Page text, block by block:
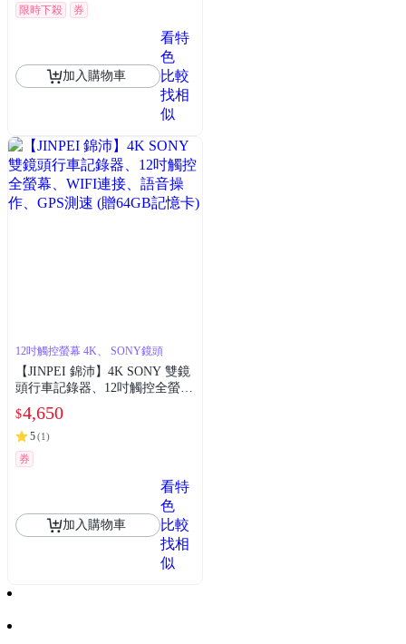
限時下殺 券
加入購物車
看特
色
比較
找相
似
12吋觸控螢幕 4K、 SONY鏡頭
【JINPEI 錦沛】4K SONY 雙鏡
頭行車記錄器、12吋觸控全螢
測速 (贈64GB記憶卡)
$4,650
5(1)
券
加入購物車
看特
色
比較
找相
似